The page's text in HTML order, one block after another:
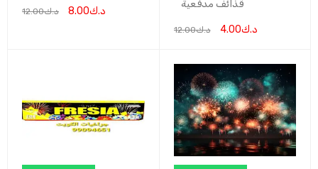
د.ك12.00 د.ك8.00
قذائف مدفعية
د.ك12.00 د.ك4.00